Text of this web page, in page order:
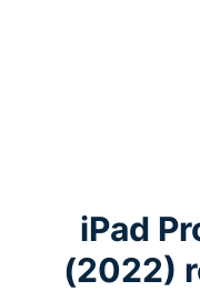
iPad
(2022)